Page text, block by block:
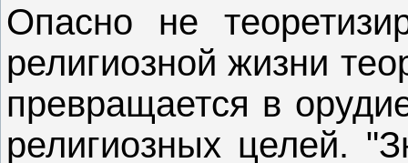
Опасно не
религиозной жизни
превращается в
религиозных целей.